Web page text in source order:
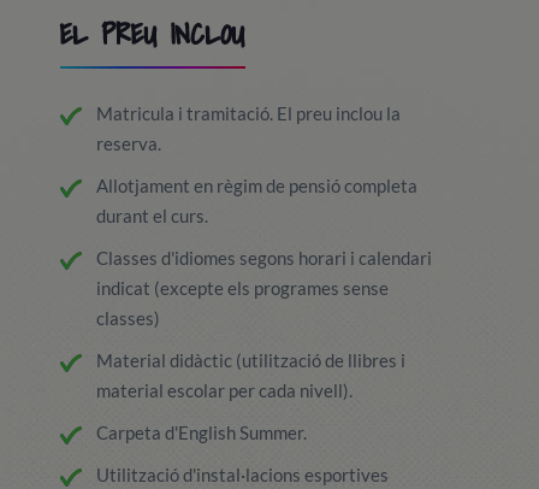
EL PREU INCLOU
Matricula i tramitació. El preu inclou la
reserva.
Allotjament en règim de pensió completa
durant el curs.
Classes d'idiomes segons horari i calendari
indicat (excepte els programes sense
classes)
Material didàctic (utilització de llibres i
material escolar per cada nivell).
Carpeta d'English Summer.
Utilització d'instal·lacions esportives